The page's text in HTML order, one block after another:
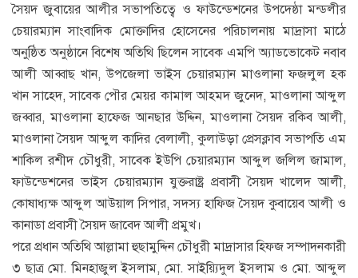
সৈয়দ জুবায়ের আলীর সভাপতিত্বে ও ফাউন্ডেশনের উপদেষ্ঠা মন্ডলীর
চেয়ারম্যান সাংবাদিক মোক্তাদির হোসেনের পরিচালনায় মাদ্রাসা মাঠে
অনুষ্ঠিত অনুষ্ঠানে বিশেষ অতিথি ছিলেন সাবেক এমপি অ্যাডভোকেট নবাব
আলী আব্বাছ খান, উপজেলা ভাইস চেয়ারম্যান মাওলানা ফজলুল হক
খান সাহেদ, সাবেক পৌর মেয়র কামাল আহমদ জুনেদ, মাওলানা আব্দুল
জব্বার, মাওলানা হাফেজ আনছার উদ্দিন, মাওলানা সৈয়দ রকিব আলী,
মাওলানা সৈয়দ আব্দুল কাদির বেলালী, কুলাউড়া প্রেসক্লাব সভাপতি এম
শাকিল রশীদ চৌধুরী, সাবেক ইউপি চেয়ারম্যান আব্দুল জলিল জামাল,
ফাউন্ডেশনের ভাইস চেয়ারম্যান যুক্তরাষ্ট্র প্রবাসী সৈয়দ খালেদ আলী,
কোষাধ্যক্ষ আব্দুল আউয়াল সিপার, সদস্য হাফিজ সৈয়দ কুবায়েব আলী ও
কানাডা প্রবাসী সৈয়দ জাবেদ আলী প্রমুখ।
পরে প্রধান অতিথি আল্লামা হুছামুদ্দিন চৌধুরী মাদ্রাসার হিফজ সম্পাদনকারী
৩ ছাত্র মো. মিনহাজুল ইসলাম, মো. সাইয়্যিদুল ইসলাম ও মো. আব্দুল